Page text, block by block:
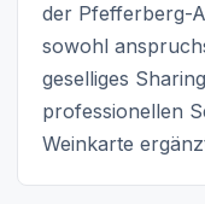
der Pfefferberg-
sowohl
geselliges
professionellen
Weinkarte